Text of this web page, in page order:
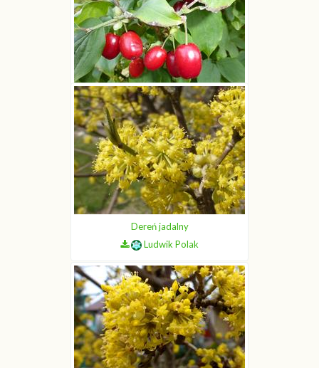
Dereń jadalny
Ludwik Polak
Dereń jadalny
Ludwik Polak
Dereń jadalny
Ludwik Polak